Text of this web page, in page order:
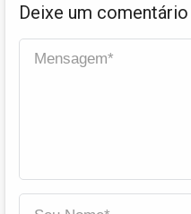
Deixe um comentário